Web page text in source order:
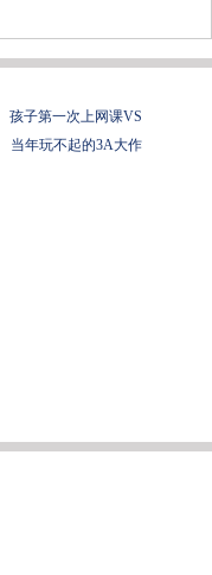
孩子第一次上网课VS
当年玩不起的3A大作